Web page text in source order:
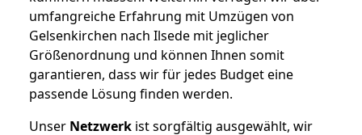
umfangreiche Erfahrung mit Umzügen von
Gelsenkirchen nach Ilsede mit jeglicher
Größenordnung und können Ihnen somit
garantieren, dass wir für jedes Budget eine
passende Lösung finden werden.
Unser Netzwerk ist sorgfältig ausgewählt, wir